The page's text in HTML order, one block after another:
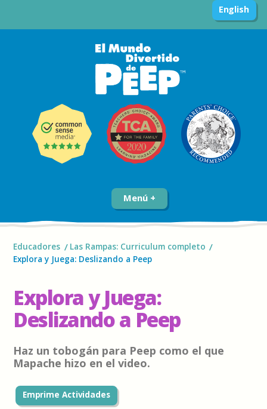
English
Menú
Educadores
Las Rampas: Curriculum completo
Explora y Juega: Deslizando a Peep
Explora y Juega:
Deslizando a Peep
Haz un tobogán para Peep como el que
Mapache hizo en el video.
Emprime Actividades